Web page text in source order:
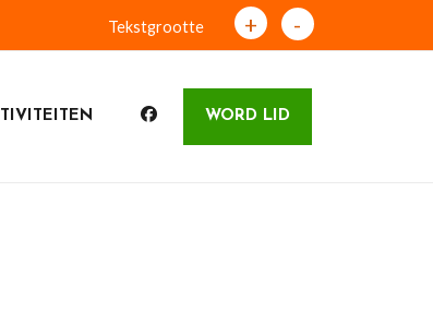
Tekstgrootte + -
WORD LID